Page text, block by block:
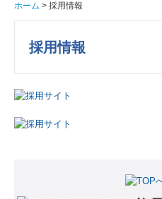
当事務所のクレド
オフィス案内
ホーム 採用情報
採用情報